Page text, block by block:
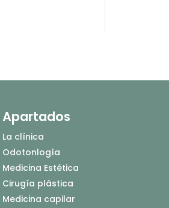
Apartados
La clínica
Odotonlogía
Medicina Estética
Cirugía plástica
Medicina capilar